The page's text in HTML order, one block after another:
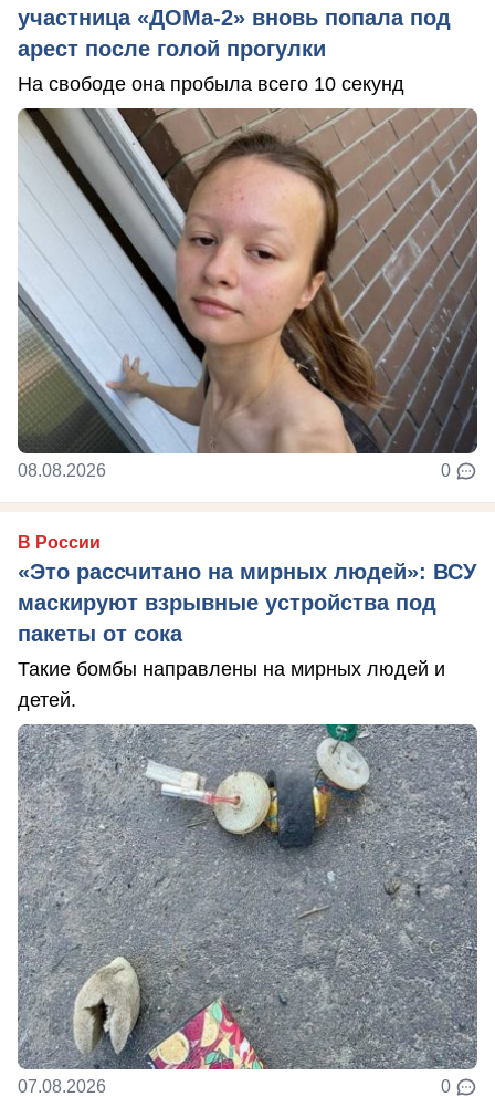
участница «ДОМа-2» вновь попала под
арест после голой прогулки
На свободе она пробыла всего 10 секунд
08.08.2026 0
В России
«Это рассчитано на мирных людей»: ВСУ
маскируют взрывные устройства под
пакеты от сока
Такие бомбы направлены на мирных людей и
детей.
07.08.2026 0